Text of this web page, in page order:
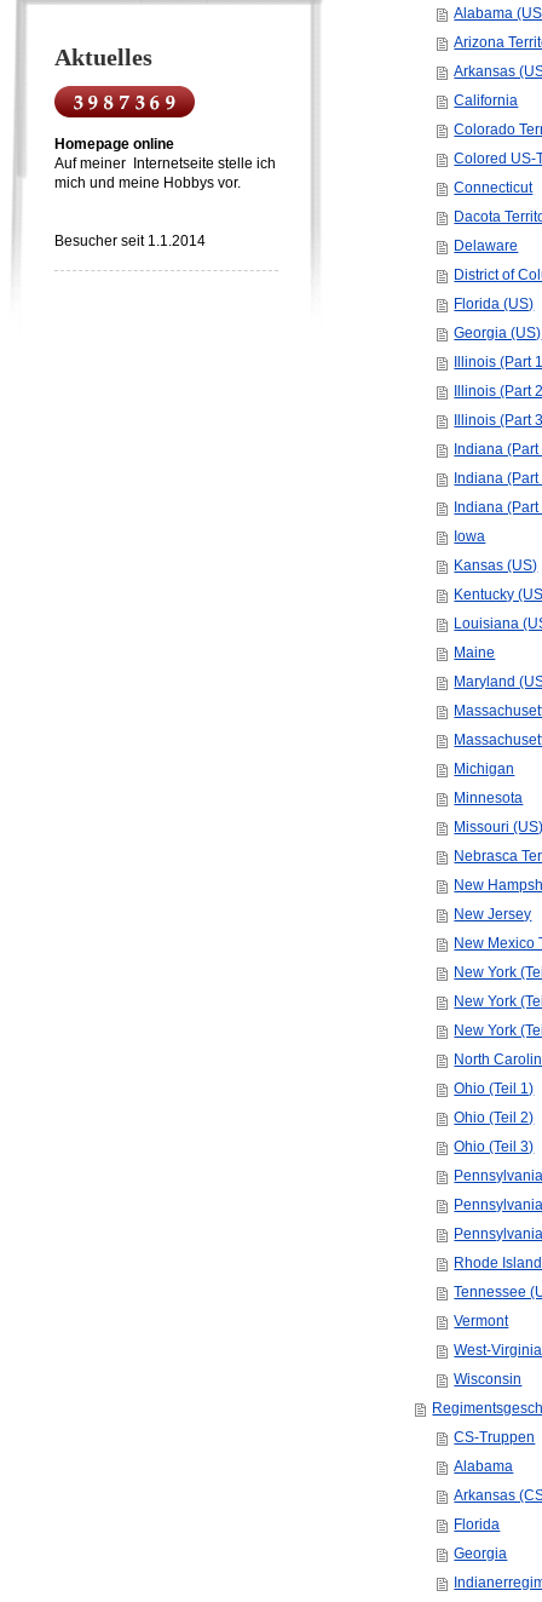
Alabama
Arizona
Arkansas
California
Colorado
Colored US-
Connecticut
Dacota
Delaware
District of
Florida (US)
Georgia (US)
Illinois (Part
Illinois (Part
Illinois (Part
Indiana (Part
Indiana (Part
Indiana (Part
Iowa
Kansas (US)
Kentucky
Louisiana
Maine
Maryland
Michigan
Minnesota
Missouri
Nebrasca
New
New Jersey
New Mexico
New York
New York
New York
North
Ohio (Teil 1)
Ohio (Teil 2)
Ohio (Teil 3)
Rhode Island
Tennessee
Vermont
West-Virginia
Wisconsin
CS-Truppen
Alabama
Arkansas
Florida
Georgia
Aktuelles
Homepage online
Auf meiner Internetseite stelle ich
mich und meine Hobbys vor.
Besucher seit 1.1.2014